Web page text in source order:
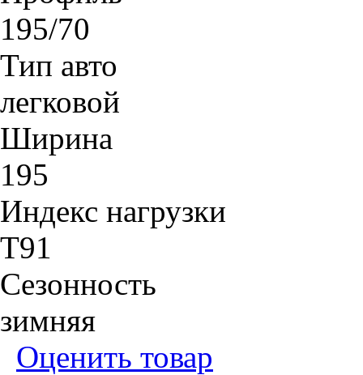
195/70
Тип авто
легковой
Ширина
195
Индекс нагрузки
T91
Сезонность
зимняя
Оценить товар